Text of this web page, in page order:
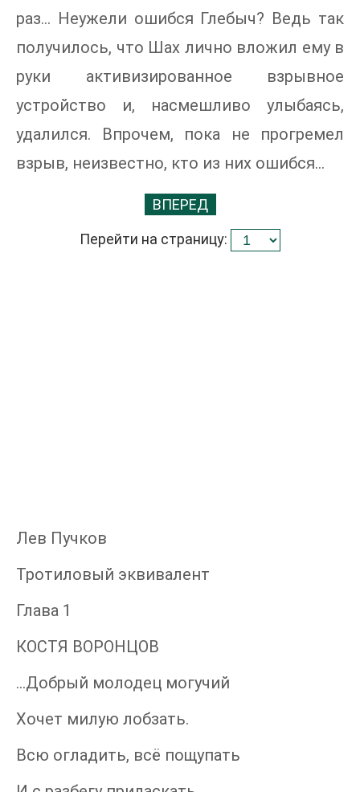
раз... Неужели ошибся Глебыч? Ведь так
получилось, что Шах лично вложил ему в
руки активизированное взрывное
устройство и, насмешливо улыбаясь,
удалился. Впрочем, пока не прогремел
взрыв, неизвестно, кто из них ошибся...
ВПЕРЕД
Перейти на страницу:
Лев Пучков
Тротиловый эквивалент
Глава 1
КОСТЯ ВОРОНЦОВ
...Добрый молодец могучий
Хочет милую лобзать.
Всю огладить, всё пощупать